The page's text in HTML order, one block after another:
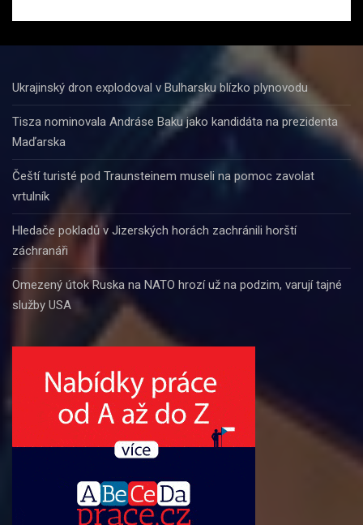
Ukrajinský dron explodoval v Bulharsku blízko plynovodu
Tisza nominovala Andráse Baku jako kandidáta na prezidenta
Maďarska
Čeští turisté pod Traunsteinem museli na pomoc zavolat
vrtulník
Hledače pokladů v Jizerských horách zachránili horští
záchranáři
Omezený útok Ruska na NATO hrozí už na podzim, varují tajné
služby USA